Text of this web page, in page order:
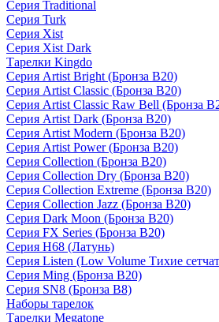
Серия Traditional
Серия Turk
Серия Xist
Серия Xist Dark
Тарелки Kingdo
Серия Artist Bright (Бронза B20)
Серия Artist Classic (Бронза B20)
Серия Artist Classic Raw Bell (Бронза
Серия Artist Dark (Бронза B20)
Серия Artist Modern (Бронза B20)
Серия Artist Power (Бронза B20)
Серия Collection (Бронза B20)
Серия Collection Dry (Бронза B20)
Серия Collection Extreme (Бронза B20)
Серия Collection Jazz (Бронза B20)
Серия Dark Moon (Бронза B20)
Серия FX Series (Бронза B20)
Серия H68 (Латунь)
Серия Listen (Low Volume Тихие
Серия Ming (Бронза B20)
Серия SN8 (Бронза B8)
Наборы тарелок
Тарелки Megatone